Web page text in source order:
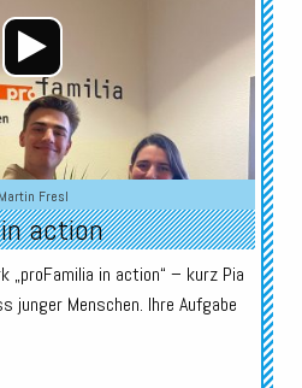
Martin Fresl
action
„proFamilia in action“ – kurz Pia
junger Menschen. Ihre Aufgabe